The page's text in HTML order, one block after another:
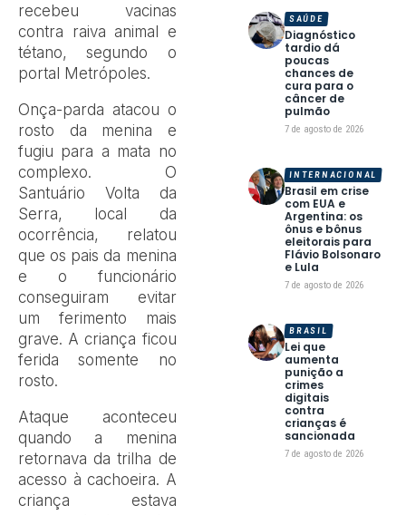
recebeu vacinas
contra raiva animal e
tétano, segundo o
portal Metrópoles.
Onça-parda atacou o
rosto da menina e
fugiu para a mata no
complexo. O
Santuário Volta da
Serra, local da
ocorrência, relatou
que os pais da menina
e o funcionário
conseguiram evitar
um ferimento mais
grave. A criança ficou
ferida somente no
rosto.
Ataque aconteceu
quando a menina
retornava da trilha de
acesso à cachoeira. A
criança estava
Diagnóstico
tardio dá
poucas
chances de
cura para o
câncer de
pulmão
7 de agosto de 2026
SAÚDE
Brasil em crise
com EUA e
Argentina: os
ônus e bônus
eleitorais para
Flávio Bolsonaro
e Lula
7 de agosto de 2026
INTERNACIONAL
Lei que
aumenta
punição a
crimes
digitais
contra
crianças é
sancionada
7 de agosto de 2026
BRASIL